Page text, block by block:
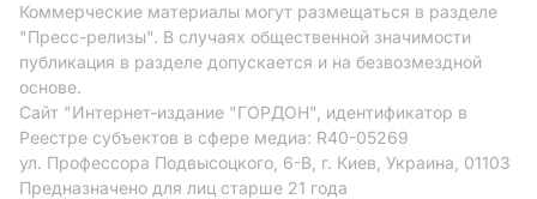
Коммерческие материалы могут размещаться в разделе
"Пресс-релизы". В случаях общественной значимости
публикация в разделе допускается и на безвозмездной
основе.
Сайт "Интернет-издание "ГОРДОН", идентификатор в
Реестре субъектов в сфере медиа: R40-05269
ул. Профессора Подвысоцкого, 6-В, г. Киев, Украина, 01103
Предназначено для лиц старше 21 года